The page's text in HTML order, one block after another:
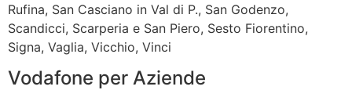
Rufina, San Casciano in Val di P., San Godenzo,
Scandicci, Scarperia e San Piero, Sesto Fiorentino,
Signa, Vaglia, Vicchio, Vinci
Vodafone per Aziende